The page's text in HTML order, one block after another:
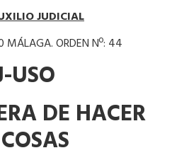
JUDICIAL
MÁLAGA. ORDEN Nº: 44
USO
DE HACER